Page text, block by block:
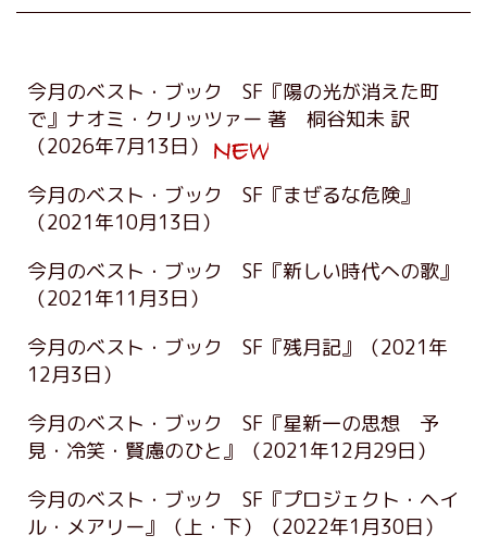
今月のベスト・ブック SF『陽の光が消えた町
で』ナオミ・クリッツァー 著 桐谷知未 訳
（2026年7月13日）
今月のベスト・ブック SF『まぜるな危険』
（2021年10月13日）
今月のベスト・ブック SF『新しい時代への歌』
（2021年11月3日）
今月のベスト・ブック SF『残月記』
（2021年
12月3日）
今月のベスト・ブック SF『星新一の思想 予
見・冷笑・賢慮のひと』
（2021年12月29日）
今月のベスト・ブック SF『プロジェクト・ヘイ
ル・メアリー』（上・下）
（2022年1月30日）